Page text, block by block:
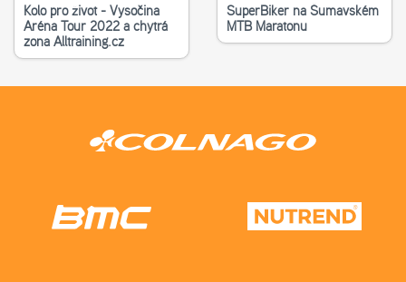
Kolo pro život - Vysočina
Aréna Tour 2022 a chytrá
zona Alltraining.cz
SuperBiker na Šumavském
MTB Maratonu